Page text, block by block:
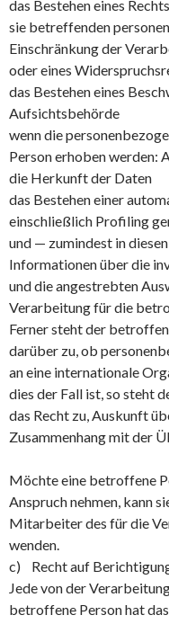
das Bestehen eines
sie betreffenden
Einschränkung der
oder eines
das Bestehen eines
Aufsichtsbehörde
wenn die
Person erhoben werden:
die Herkunft der Daten
das Bestehen einer
einschließlich Profiling
und — zumindest in
Informationen über die
und die angestrebten
Verarbeitung für die
Ferner steht der
darüber zu, ob
an eine internationale
dies der Fall ist, so steht
das Recht zu, Auskunft
Zusammenhang mit der
Möchte eine betroffene
Anspruch nehmen, kann
Mitarbeiter des für die
wenden.
c) Recht auf
Jede von der
betroffene Person hat